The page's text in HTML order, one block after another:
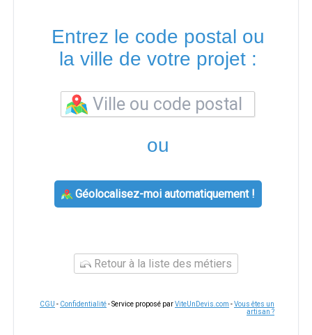
Entrez le code postal ou
la ville de votre projet :
ou
Géolocalisez-moi automatiquement !
Retour à la liste des métiers
CGU - Confidentialité- Service proposé parViteUnDevis.com -Vous êtes un
artisan ?